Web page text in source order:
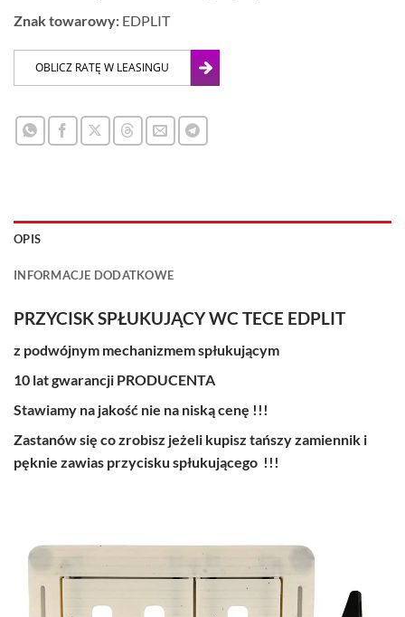
Znak towarowy: EDPLIT
OPIS
INFORMACJE DODATKOWE
PRZYCISK SPŁUKUJĄCY WC TECE EDPLIT
z podwójnym mechanizmem spłukującym
10 lat gwarancji PRODUCENTA
Stawiamy na jakość nie na niską cenę !!!
Zastanów się co zrobisz jeżeli kupisz tańszy zamiennik i
pęknie zawias przycisku spłukującego !!!